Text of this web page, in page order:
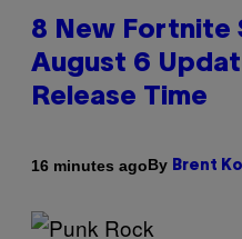
8 New Fortnite
August 6
Release Time
16 minutes agoBy Brent